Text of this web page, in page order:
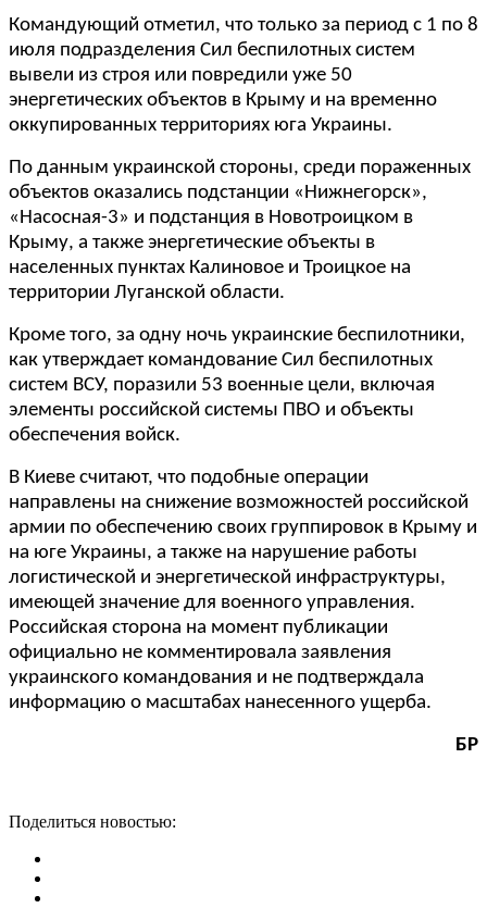
Командующий отметил, что только за период с 1 по 8
июля подразделения Сил беспилотных систем
вывели из строя или повредили уже 50
энергетических объектов в Крыму и на временно
оккупированных территориях юга Украины.
По данным украинской стороны, среди пораженных
объектов оказались подстанции «Нижнегорск»,
«Насосная-3» и подстанция в Новотроицком в
Крыму, а также энергетические объекты в
населенных пунктах Калиновое и Троицкое на
территории Луганской области.
Кроме того, за одну ночь украинские беспилотники,
как утверждает командование Сил беспилотных
систем ВСУ, поразили 53 военные цели, включая
элементы российской системы ПВО и объекты
обеспечения войск.
В Киеве считают, что подобные операции
направлены на снижение возможностей российской
армии по обеспечению своих группировок в Крыму и
на юге Украины, а также на нарушение работы
логистической и энергетической инфраструктуры,
имеющей значение для военного управления.
Российская сторона на момент публикации
официально не комментировала заявления
украинского командования и не подтверждала
информацию о масштабах нанесенного ущерба.
БР
Поделиться новостью: